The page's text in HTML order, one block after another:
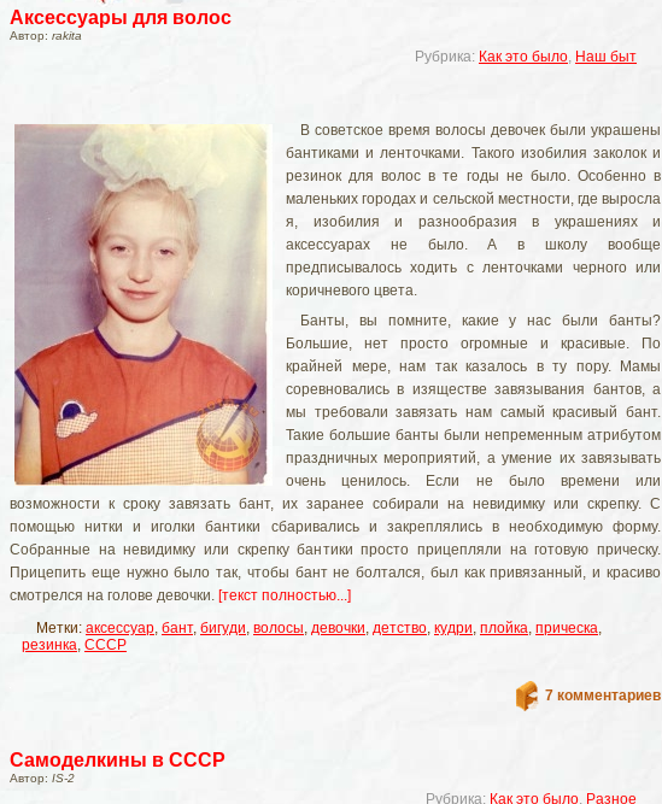
Аксессуары для волос
Автор: rakita
Рубрика: Как это было, Наш быт
В советское время волосы девочек были украшены
бантиками и ленточками. Такого изобилия заколок и
резинок для волос в те годы не было. Особенно в
маленьких городах и сельской местности, где выросла
я, изобилия и разнообразия в украшениях и
аксессуарах не было. А в школу вообще
предписывалось ходить с ленточками черного или
коричневого цвета.
Банты, вы помните, какие у нас были банты?
Большие, нет просто огромные и красивые. По
крайней мере, нам так казалось в ту пору. Мамы
соревновались в изяществе завязывания бантов, а
мы требовали завязать нам самый красивый бант.
Такие большие банты были непременным атрибутом
праздничных мероприятий, а умение их завязывать
очень ценилось. Если не было времени или
возможности к сроку завязать бант, их заранее собирали на невидимку или скрепку. С
помощью нитки и иголки бантики сбаривались и закреплялись в необходимую форму.
Собранные на невидимку или скрепку бантики просто прицепляли на готовую прическу.
Прицепить еще нужно было так, чтобы бант не болтался, был как привязанный, и красиво
смотрелся на голове девочки. [текст полностью...]
Метки: аксессуар, бант, бигуди, волосы, девочки, детство, кудри, плойка, прическа,
резинка, СССР
7 комментариев
Самоделкины в СССР
Автор: IS-2
Рубрика: Как это было, Разное